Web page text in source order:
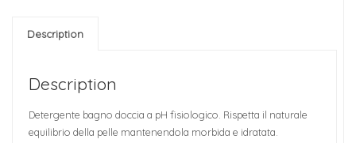
Description
Description
Detergente bagno doccia a pH fisiologico. Rispetta il naturale
equilibrio della pelle mantenendola morbida e idratata.